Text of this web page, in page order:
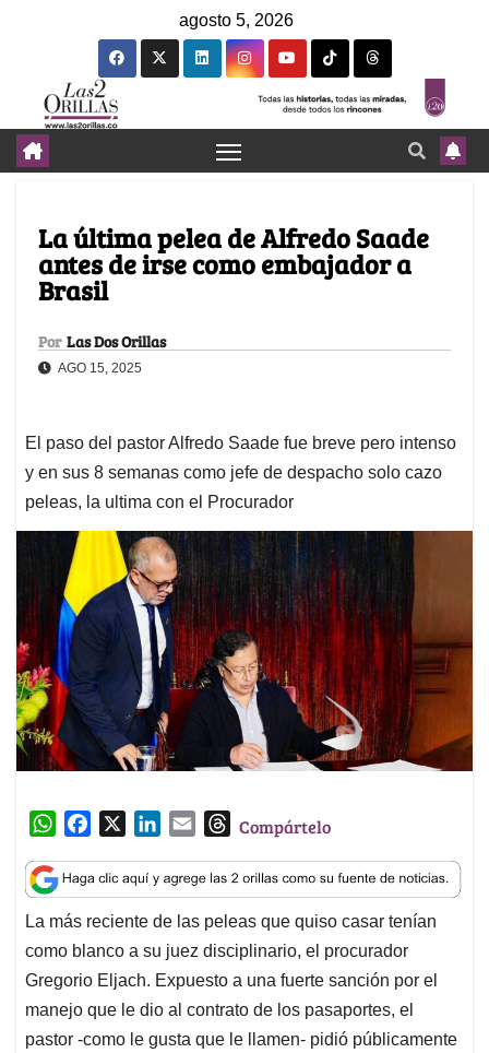
agosto 5, 2026
La última pelea de Alfredo Saade
antes de irse como embajador a
Brasil
Por Las Dos Orillas
AGO 15, 2025
El paso del pastor Alfredo Saade fue breve pero intenso
y en sus 8 semanas como jefe de despacho solo cazo
peleas, la ultima con el Procurador
W
a
t
s
A
p
p
c
e
b
o
o
k
n
k
e
d
I
n
a
i
l
T
r
e
a
d
s
Compártelo
La más reciente de las peleas que quiso casar tenían
como blanco a su juez disciplinario, el procurador
Gregorio Eljach. Expuesto a una fuerte sanción por el
manejo que le dio al contrato de los pasaportes, el
pastor -como le gusta que le llamen- pidió públicamente